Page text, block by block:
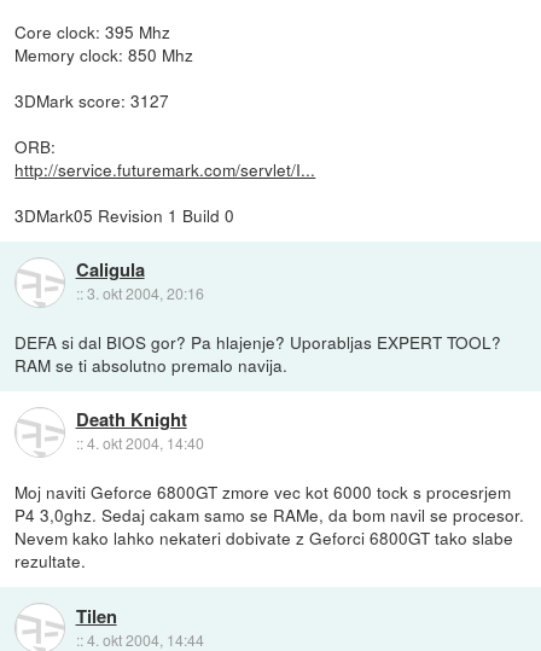
Core clock: 395 Mhz
Memory clock: 850 Mhz
3DMark score: 3127
ORB:
http://service.futuremark.com/servlet/I...
3DMark05 Revision 1 Build 0
Caligula
::3. okt 2004, 20:16
DEFA si dal BIOS gor? Pa hlajenje? Uporabljas EXPERT TOOL?
RAM se ti absolutno premalo navija.
Death Knight
::4. okt 2004, 14:40
Moj naviti Geforce 6800GT zmore vec kot 6000 tock s procesrjem
P4 3,0ghz. Sedaj cakam samo se RAMe, da bom navil se procesor.
Nevem kako lahko nekateri dobivate z Geforci 6800GT tako slabe
rezultate.
Tilen
::4. okt 2004, 14:44